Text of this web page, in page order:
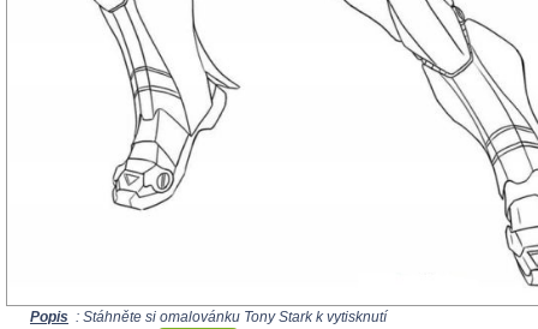
Popis : Stáhněte si omalovánku Tony Stark k vytisknutí